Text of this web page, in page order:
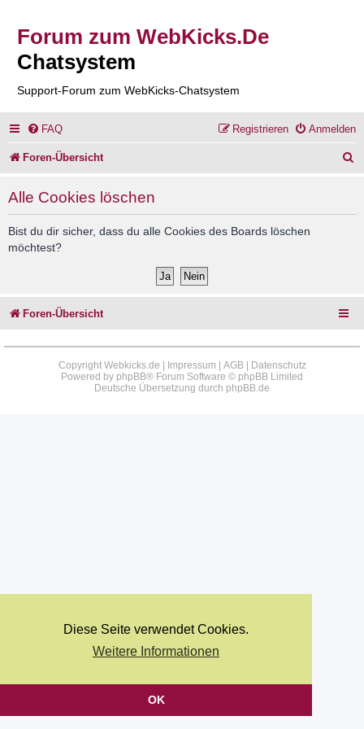
Diese Seite verwendet Cookies.
Weitere Informationen
OK
Forum zum WebKicks.De
Chatsystem
Support-Forum zum WebKicks-Chatsystem
FAQ Anmelden
Registrieren
Foren-Übersicht
Alle Cookies löschen
Bist du dir sicher, dass du alle Cookies des Boards löschen
möchtest?
Foren-Übersicht
Copyright Webkicks.de | Impressum AGB|
Datenschutz
Powered by phpBB® Forum Software © phpBB Limited
Deutsche Übersetzung durch phpBB.de